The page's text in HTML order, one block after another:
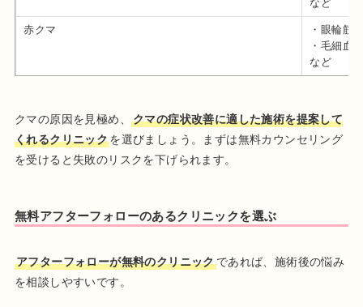
など
赤クマ
・眼輪筋
・毛細血
など
クマの原因を見極め、
クマの症状改善に適した施術を提案して
くれるクリニックを選びましょう。まずは無料カウンセリング
を受けると失敗のリスクを下げられます。
無料アフターフォローのあるクリニックを選ぶ
アフターフォローが無料のクリニックであれば、施術後の悩み
を相談しやすいです。